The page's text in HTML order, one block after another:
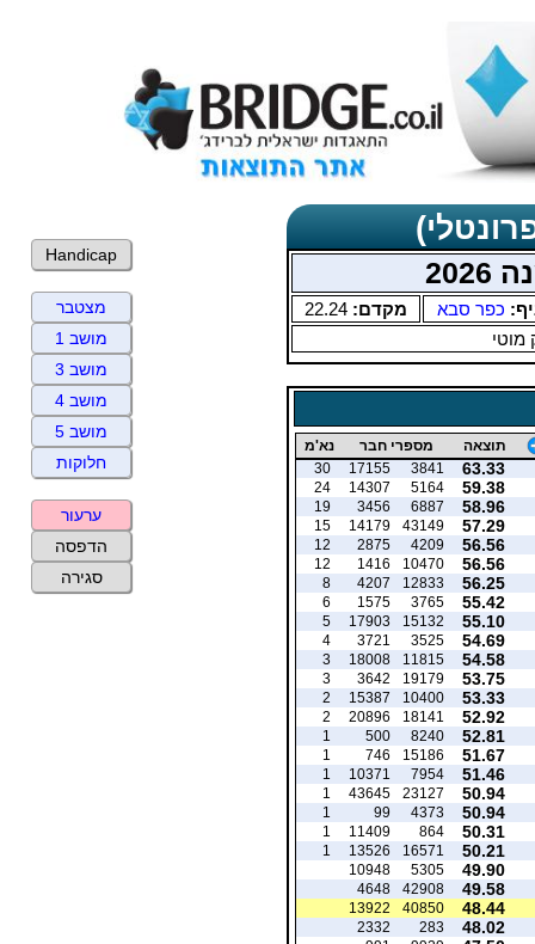
כפר סבא מקדם: 22.24
מוטי
תוצאה מספרי חבר נא'מ
63.33
3841
17155
30
59.38
5164
14307
24
58.96
6887
3456
19
57.29
43149
14179
15
56.56
4209
2875
12
56.56
10470
1416
12
56.25
12833
4207
8
55.42
3765
1575
6
55.10
15132
17903
5
54.69
3525
3721
4
54.58
11815
18008
3
53.75
19179
3642
3
53.33
10400
15387
2
52.92
18141
20896
2
52.81
8240
500
1
51.67
15186
746
1
51.46
7954
10371
1
50.94
23127
43645
1
50.94
4373
99
1
50.31
864
11409
1
50.21
16571
13526
1
49.90
5305
10948
49.58
42908
4648
48.44
40850
13922
48.02
283
2332
Handicap
מצטבר
מושב 1
מושב 3
מושב 4
מושב 5
חלוקות
ערעור
הדפסה
סגירה